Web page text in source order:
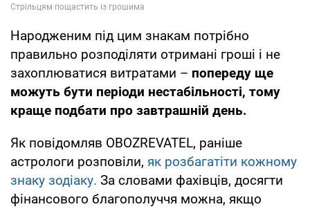
Народженим під цим знакам потрібно
правильно розподіляти отримані гроші і не
захоплюватися витратами – попереду ще
можуть бути періоди нестабільності, тому
краще подбати про завтрашній день.
Як повідомляв OBOZREVATEL, раніше
астрологи розповіли, як розбагатіти кожному
знаку зодіаку. За словами фахівців, досягти
фінансового благополуччя можна, якщо